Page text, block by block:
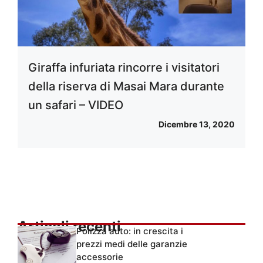
Giraffa infuriata rincorre i visitatori
della riserva di Masai Mara durante
un safari – VIDEO
Dicembre 13, 2020
Articoli recentiPolizza auto: in crescita i
prezzi medi delle garanzie
accessorie